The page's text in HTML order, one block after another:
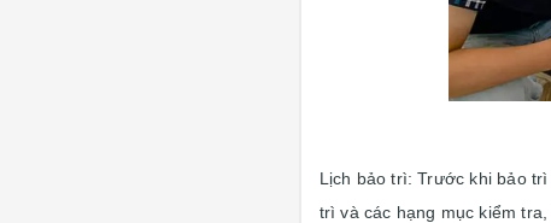
Lịch bảo trì: Trước khi bảo
trì và các hạng mục kiểm